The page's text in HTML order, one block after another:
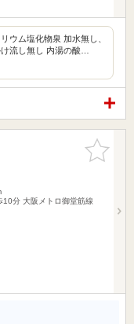
ウム塩化物泉 加水無し、
流し無し 内湯の酸…
お気に入
りに追加
10分 大阪メトロ御堂筋線